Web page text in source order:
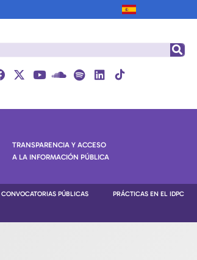
TRANSPARENCIA Y ACCESO
A LA INFORMACIÓN PÚBLICA
CONVOCATORIAS PÚBLICAS
PRÁCTICAS EN EL IDPC